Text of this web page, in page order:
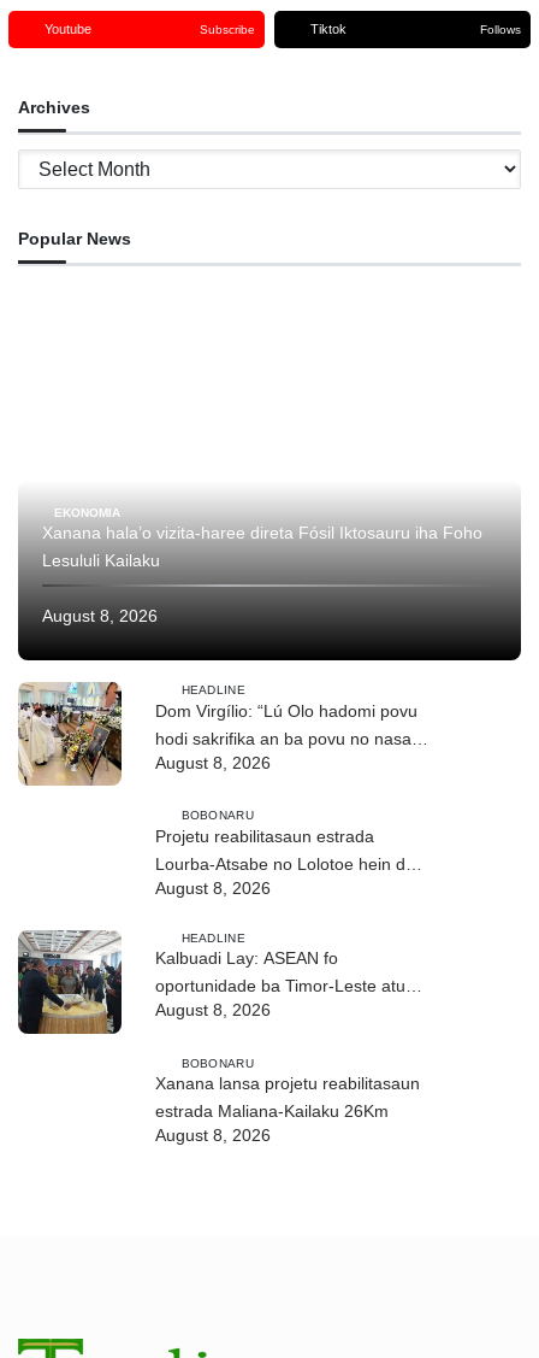
Youtube Subscribe Tiktok Follows
Archives
Archives
Popular News
EKONOMIA
Xanana hala’o vizita-haree direta Fósil Iktosauru iha Foho
Lesululi Kailaku
August 8, 2026
HEADLINE
Dom Virgílio: “Lú Olo hadomi povu
hodi sakrifika an ba povu no nasaun
ho fuan”
August 8, 2026
BOBONARU
Projetu reabilitasaun estrada
Lourba-Atsabe no Lolotoe hein de’it
vistu tribunál
August 8, 2026
HEADLINE
Kalbuadi Lay: ASEAN fo
oportunidade ba Timor-Leste atu
aselera transformasaun ekonómika
August 8, 2026
BOBONARU
Xanana lansa projetu reabilitasaun
estrada Maliana-Kailaku 26Km
August 8, 2026